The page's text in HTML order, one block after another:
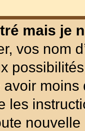
mais je
vos nom
moins
les